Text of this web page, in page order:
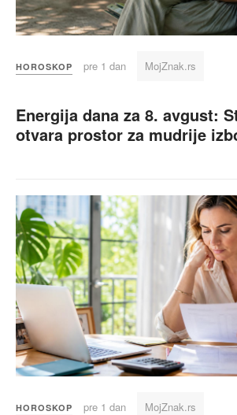
HOROSKOP pre 1 dan MojZnak.rs
Energija dana za 8. avgust:
otvara prostor za mudrije
HOROSKOP pre 1 dan MojZnak.rs